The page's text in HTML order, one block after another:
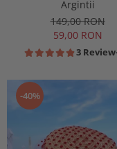
Argintii
149,00 RON
59,00 RON
3
-40%